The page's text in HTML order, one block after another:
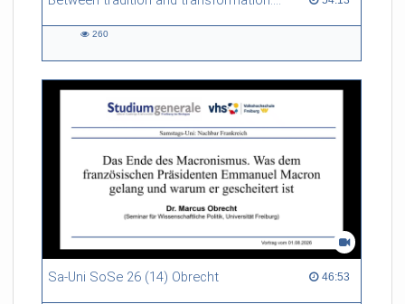
260
Sa-Uni SoSe 26 (14) Obrecht 46:53
46:53 duration